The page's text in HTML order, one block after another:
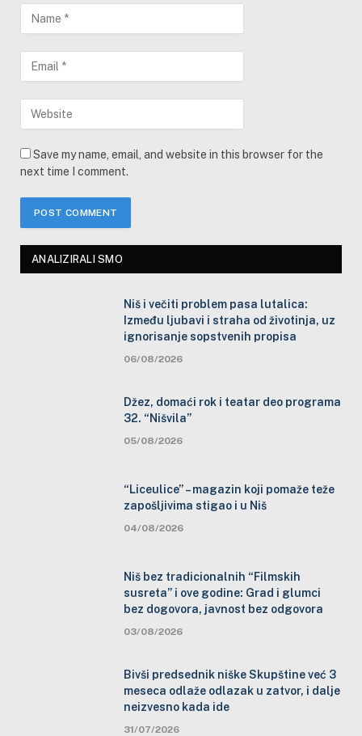
Save my name, email, and website in this browser for the
next time I comment.
ANALIZIRALI SMO
Niš i večiti problem pasa lutalica:
Između ljubavi i straha od životinja, uz
ignorisanje sopstvenih propisa
06/08/2026
Džez, domaći rok i teatar deo programa
32. “Nišvila”
05/08/2026
“Liceulice” – magazin koji pomaže teže
zapošljivima stigao i u Niš
04/08/2026
Niš bez tradicionalnih “Filmskih
susreta” i ove godine: Grad i glumci
bez dogovora, javnost bez odgovora
03/08/2026
Bivši predsednik niške Skupštine već 3
meseca odlaže odlazak u zatvor, i dalje
neizvesno kada ide
31/07/2026